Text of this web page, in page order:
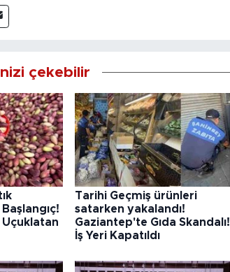
çekebilir
Uçuklatan
Tarihi Geçmiş ürünleri
satarken yakalandı!
Gaziantep'te Gıda Skandalı!
İş Yeri Kapatıldı